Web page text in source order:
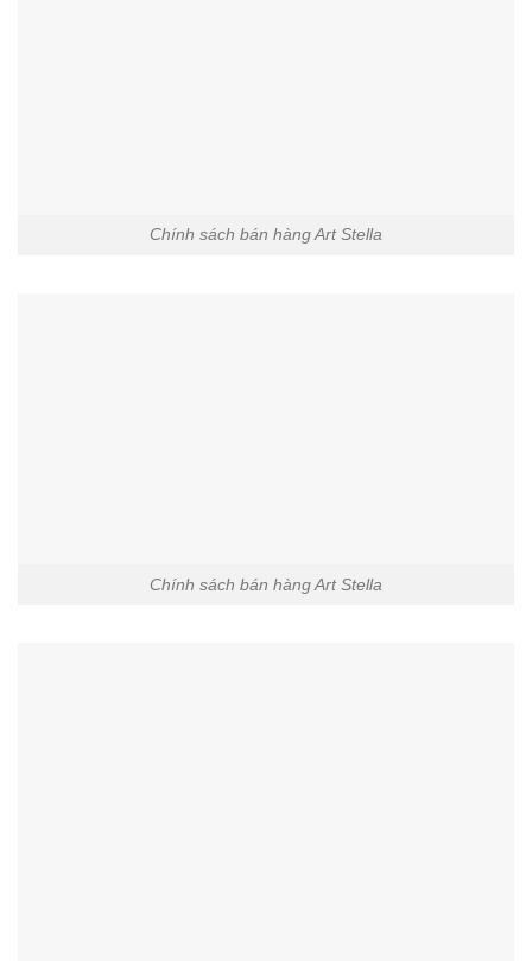
Chính sách bán hàng Art Stella
Chính sách bán hàng Art Stella